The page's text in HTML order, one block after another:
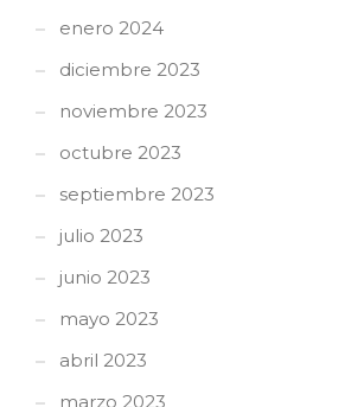
enero 2024
diciembre 2023
noviembre 2023
octubre 2023
septiembre 2023
julio 2023
junio 2023
mayo 2023
abril 2023
marzo 2023